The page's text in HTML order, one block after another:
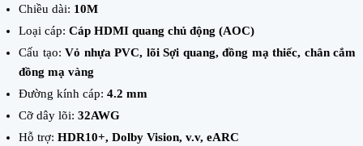
Chiều dài: 10M
Loại cáp: Cáp HDMI quang chủ động (AOC)
Cấu tạo: Vỏ nhựa PVC, lõi Sợi quang, đồng mạ thiếc, chân cắm
đồng mạ vàng
Đường kính cáp: 4.2 mm
Cỡ dây lõi: 32AWG
Hỗ trợ: HDR10+, Dolby Vision, v.v, eARC